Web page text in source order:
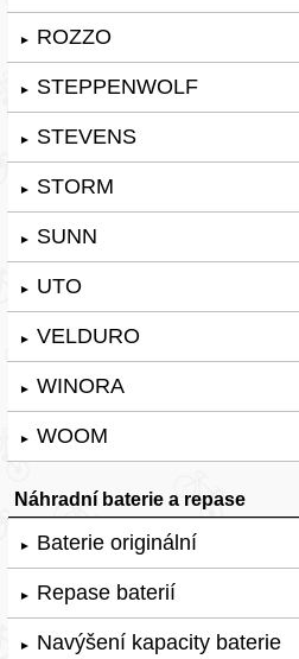
► ROZZO
► STEPPENWOLF
► STEVENS
► STORM
► SUNN
► UTO
► VELDURO
► WINORA
► WOOM
Náhradní baterie a repase
► Baterie originální
► Repase baterií
► Navýšení kapacity baterie